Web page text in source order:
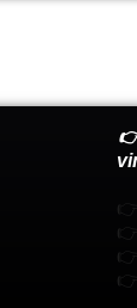
👉
👉
👉
👉